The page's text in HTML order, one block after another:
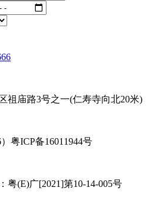
祖庙路3号之一(仁寿寺向北20米)
粤ICP备16011944号
粤(E)广[2021]第10-14-005号